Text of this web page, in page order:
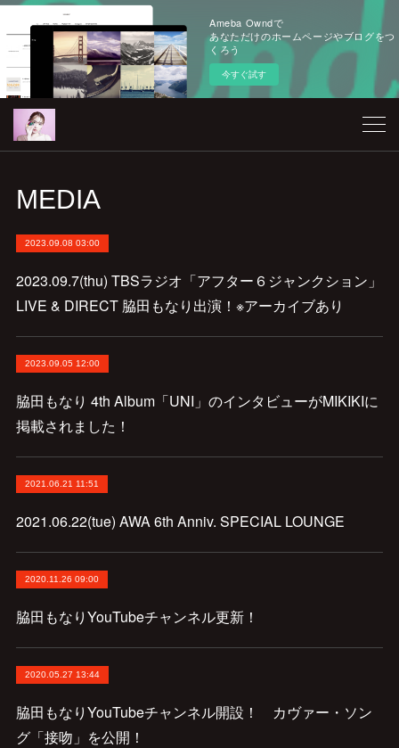
Ameba Owndで
あなただけのホームページやブログをつ
くろう
今すぐ試す
MEDIA
2023.09.08 03:00
2023.09.7(thu) TBSラジオ「アフター６ジャンクション」
LIVE & DIRECT 脇田もなり出演！※アーカイブあり
2023.09.05 12:00
脇田もなり 4th Album「UNI」のインタビューがMIKIKIに
掲載されました！
2021.06.21 11:51
2021.06.22(tue) AWA 6th Anniv. SPECIAL LOUNGE
2020.11.26 09:00
脇田もなりYouTubeチャンネル更新！
2020.05.27 13:44
脇田もなりYouTubeチャンネル開設！ カヴァー・ソン
グ「接吻」を公開！